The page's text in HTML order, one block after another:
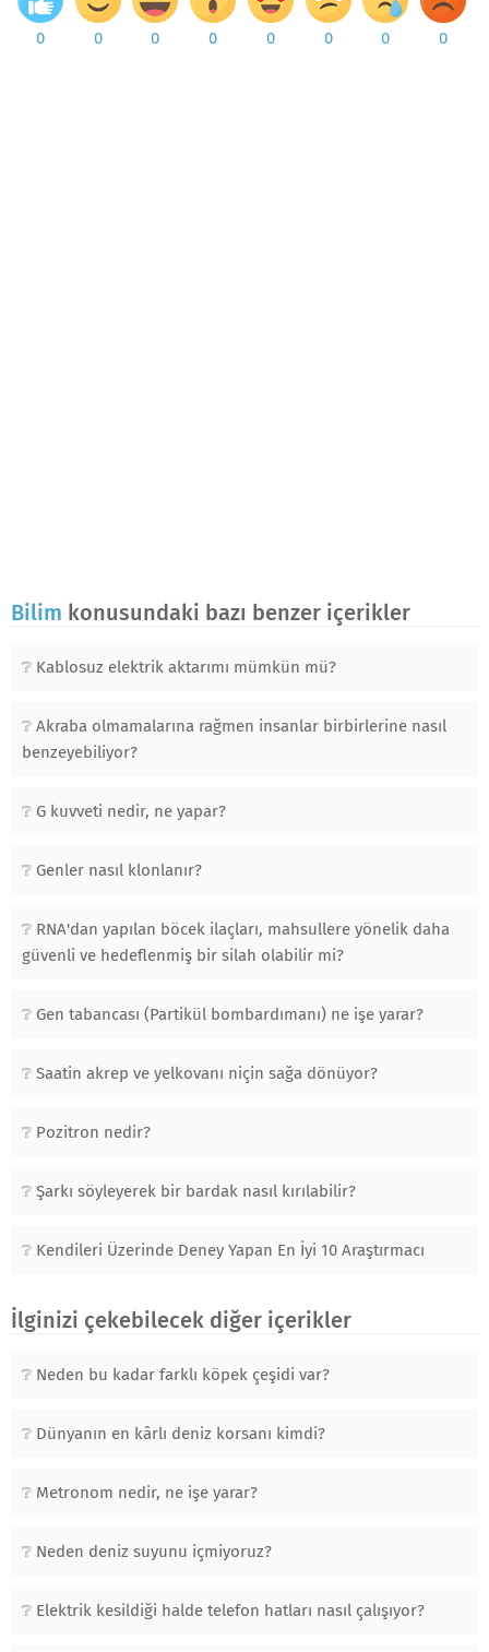
0 0 0 0 0 0 0 0
Bilim konusundaki bazı benzer içerikler
Kablosuz elektrik aktarımı mümkün mü?
Akraba olmamalarına rağmen insanlar birbirlerine nasıl
benzeyebiliyor?
G kuvveti nedir, ne yapar?
Genler nasıl klonlanır?
RNA'dan yapılan böcek ilaçları, mahsullere yönelik daha
güvenli ve hedeflenmiş bir silah olabilir mi?
Gen tabancası (Partikül bombardımanı) ne işe yarar?
Saatin akrep ve yelkovanı niçin sağa dönüyor?
Pozitron nedir?
Şarkı söyleyerek bir bardak nasıl kırılabilir?
Kendileri Üzerinde Deney Yapan En İyi 10 Araştırmacı
İlginizi çekebilecek diğer içerikler
Neden bu kadar farklı köpek çeşidi var?
Dünyanın en kârlı deniz korsanı kimdi?
Metronom nedir, ne işe yarar?
Neden deniz suyunu içmiyoruz?
Elektrik kesildiği halde telefon hatları nasıl çalışıyor?